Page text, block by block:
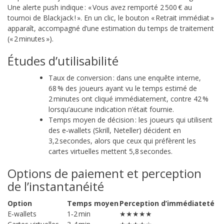
Une alerte push indique : « Vous avez remporté 2 500 € au
tournoi de Blackjack ! ». En un clic, le bouton « Retrait immédiat »
apparaît, accompagné d’une estimation du temps de traitement
(« 2 minutes »).
Études d’utilisabilité
Taux de conversion : dans une enquête interne,
68 % des joueurs ayant vu le temps estimé de
2 minutes ont cliqué immédiatement, contre 42 %
lorsqu’aucune indication n’était fournie.
Temps moyen de décision : les joueurs qui utilisent
des e‑wallets (Skrill, Neteller) décident en
3,2 secondes, alors que ceux qui préfèrent les
cartes virtuelles mettent 5,8 secondes.
Options de paiement et perception
de l’instantanéité
Option Temps moyenPerception d’immédiateté
E‑wallets
1‑2 min
★★★★★